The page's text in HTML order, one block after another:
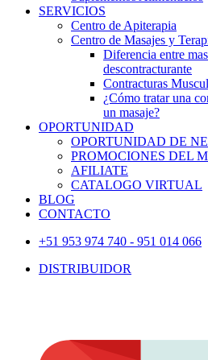
SERVICIOS
Centro de Apiterapia
Centro de Masajes y
Diferencia entre
descontracturante
Contracturas
¿Cómo tratar una
un masaje?
OPORTUNIDAD
OPORTUNIDAD DE
PROMOCIONES DEL
AFILIATE
CATALOGO VIRTUAL
BLOG
CONTACTO
+51 953 974 740 - 951 014 066
DISTRIBUIDOR